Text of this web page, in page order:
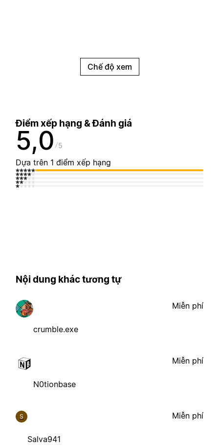
Chế độ xem
Điểm xếp hạng & Đánh giá
5,0 5
Dựa trên 1 điểm xếp hạng
Nội dung khác tương tự
crumble.exe
Miễn phí
N0tionbase
Miễn phí
S
Salva941
Miễn phí